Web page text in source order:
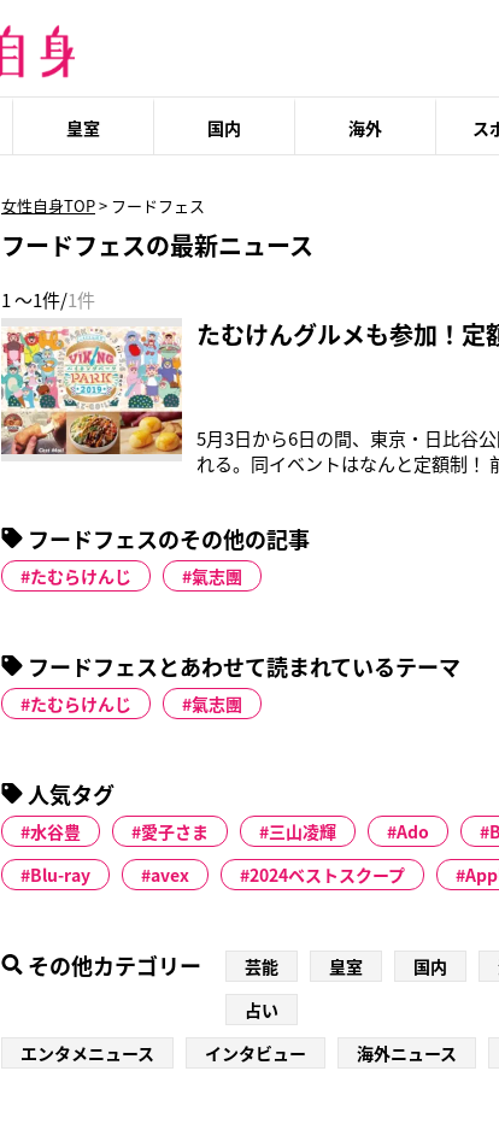
皇室 国内 海外 ス
女性自身TOP> フードフェス
フードフェスの最新ニュース
1 ～1件/1件
たむけんグルメも参加！定
5月3日から6日の間、東京・日比谷
れる。同イベントはなんと定額制！
結。なかにはあの吉本芸人・たむ
前も。「たむ
フードフェスのその他の記事
たむらけんじ 氣志團
フードフェスとあわせて読まれているテーマ
たむらけんじ 氣志團
人気タグ
水谷豊 愛子さま 三山凌輝 Ado
Blu-ray
avex 2024ベストスクープ
その他カテゴリー 芸能 皇室 国内
占い
エンタメニュース
インタビュー 海外ニュース